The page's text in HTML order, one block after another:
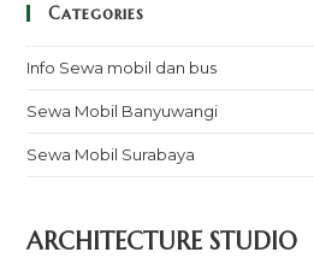
Categories
Info Sewa mobil dan bus
Sewa Mobil Banyuwangi
Sewa Mobil Surabaya
ARCHITECTURE STUDIO